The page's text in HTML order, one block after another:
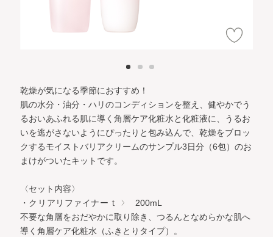
乾燥が気になる季節におすすめ！
肌の水分・油分・ハリのコンディションを整え、健やかでう
るおいあふれる肌に導く角層ケア化粧水と化粧液に、うるお
いを逃がさないようにぴったりと包み込んで、乾燥をブロッ
クするモイストバリアクリームのサンプル3日分（6包）のお
まけがついたキットです。
〈セット内容〉
・クリアリファイナーｔ
200mL
不要な角層をおだやかに取り除き、つるんとなめらかな肌へ
導く角層ケア化粧水（ふきとりタイプ）。